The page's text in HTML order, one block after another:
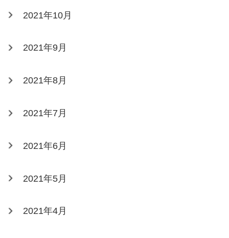
2021年10月
2021年9月
2021年8月
2021年7月
2021年6月
2021年5月
2021年4月